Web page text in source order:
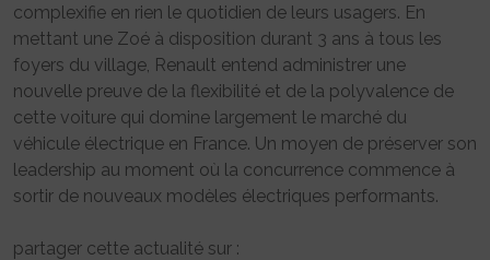
complexifie en rien le quotidien de leurs usagers. En
mettant une Zoé à disposition durant 3 ans à tous les
foyers du village, Renault entend administrer une
nouvelle preuve de la flexibilité et de la polyvalence de
cette voiture qui domine largement le marché du
véhicule électrique en France. Un moyen de préserver son
leadership au moment où la concurrence commence à
sortir de nouveaux modèles électriques performants.
partager cette actualité sur :